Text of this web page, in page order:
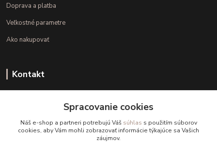
Doprava a platba
Veľkostné parametre
Ako nakupovať
Kontakt
(Po.-Pi. 10.00 - 15.00)
info@kvalitnaBielizen.sk
Spracovanie cookies
Náš e-shop a partneri potrebujú Váš súhlas s použitím súborov
cookies, aby Vám mohli zobrazovať informácie týkajúce sa Vašich
záujmov.